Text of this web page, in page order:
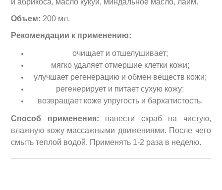
Объем: 200 мл.
Рекомендации к применению:
очищает и отшелушивает;
мягко удаляет отмершие клетки кожи;
улучшает регенерацию и обмен веществ кожи;
регенерирует и питает сухую кожу;
возвращает коже упругость и бархатистость.
Способ применения: нанести скраб на чистую,
влажную кожу массажными движениями. После чего
смыть теплой водой. Применять 1-2 раза в неделю.